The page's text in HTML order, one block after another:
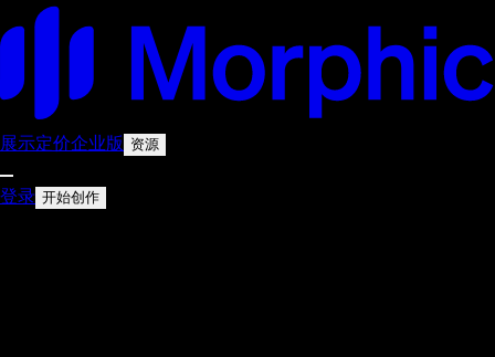
展示定价企业版 资源
登录 开始创作